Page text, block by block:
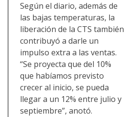
Según el diario, además de
las bajas temperaturas, la
liberación de la CTS también
contribuyó a darle un
impulso extra a las ventas.
“Se proyecta que del 10%
que habíamos previsto
crecer al inicio, se pueda
llegar a un 12% entre julio y
septiembre”, anotó.